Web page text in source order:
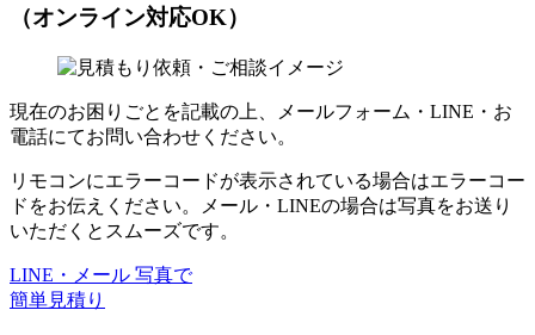
（オンライン対応OK）
現在のお困りごとを記載の上、メールフォーム・LINE・お
電話にてお問い合わせください。
リモコンにエラーコードが表示されている場合はエラーコー
ドをお伝えください。メール・LINEの場合は写真をお送り
いただくとスムーズです。
LINE・メール 写真で
簡単見積り